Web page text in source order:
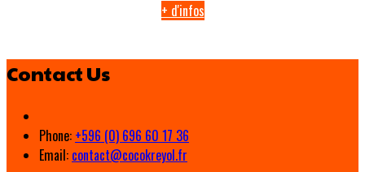
+ d'infos
Contact Us
Phone: +596 (0) 696 60 17 36
Email: contact@cocokreyol.fr